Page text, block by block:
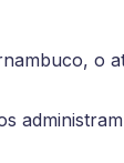
o